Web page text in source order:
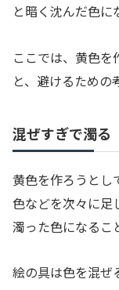
と暗く沈んだ色に
ここでは、黄色
と、避けるための
混ぜすぎで濁る
黄色を作ろうとし
色などを次々に足
濁った色になるこ
絵の具は色を混ぜ